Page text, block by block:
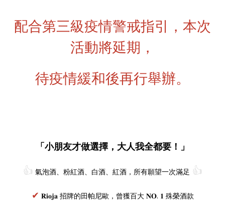
配合第三級疫情警戒指引，本次
活動將延期，
待疫情緩和後再行舉辦。
「小朋友才做選擇，大人我全都要！」
👍 氣泡酒、粉紅酒、白酒、紅酒，所有願望一次滿足 👍
✔ 𝐑𝐢𝐨𝐣𝐚 招牌的田帕尼歐，曾獲百大 𝐍𝐎. 𝟏 殊榮酒款